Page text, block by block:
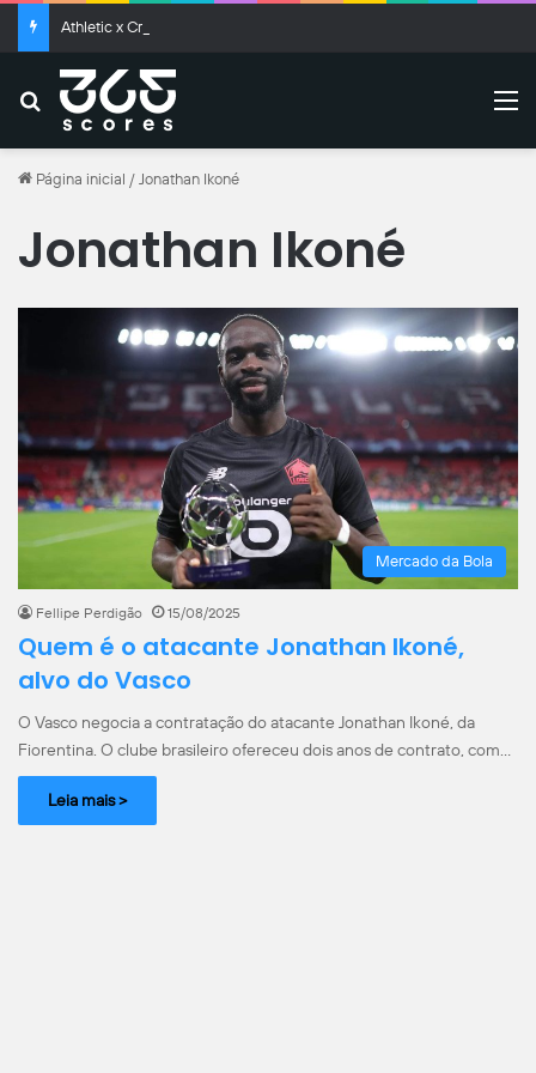
Buscar
Página inicial / Jonathan Ikoné
Jonathan Ikoné
Mercado da Bola
Fellipe Perdigão 15/08/2025
Quem é o atacante Jonathan Ikoné,
alvo do Vasco
O Vasco negocia a contratação do atacante Jonathan Ikoné, da
Fiorentina. O clube brasileiro ofereceu dois anos de contrato, com…
Leia mais >